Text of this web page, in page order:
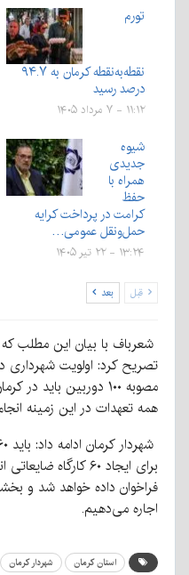
تورم
نقطه‌به‌نقطه کرمان به ۹۴.۷
درصد رسید
۱۱:۱۲ - ۷ مرداد ۱۴۰۵
شیوه
جدیدی
همراه با
حفظ
کرامت در پرداخت کرایه
حمل‌ونقل عمومی…
۱۳:۲۴ - ۲۲ تیر ۱۴۰۵
قبل بعد
شعرباف با بیان این مطلب که
تصریح کرد: اولویت
مصوبه ۱۰۰ دوربین
همه تعهدات در این زمینه
برای ایجاد ۶۰
فراخوان داده خواهد شد و
اجاره می‌دهیم.
استان کرمان شهردار کرمان